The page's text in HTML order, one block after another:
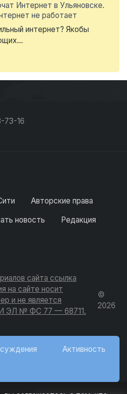
Интернет в Ульяновске.
не работает
интернет? Якобы
73-16
Авторские права
новость
Редакция
сайта ссылка
на сайте носит
и не является
ЭЛ № ФС 77 — 68711.
©
2026
Активность